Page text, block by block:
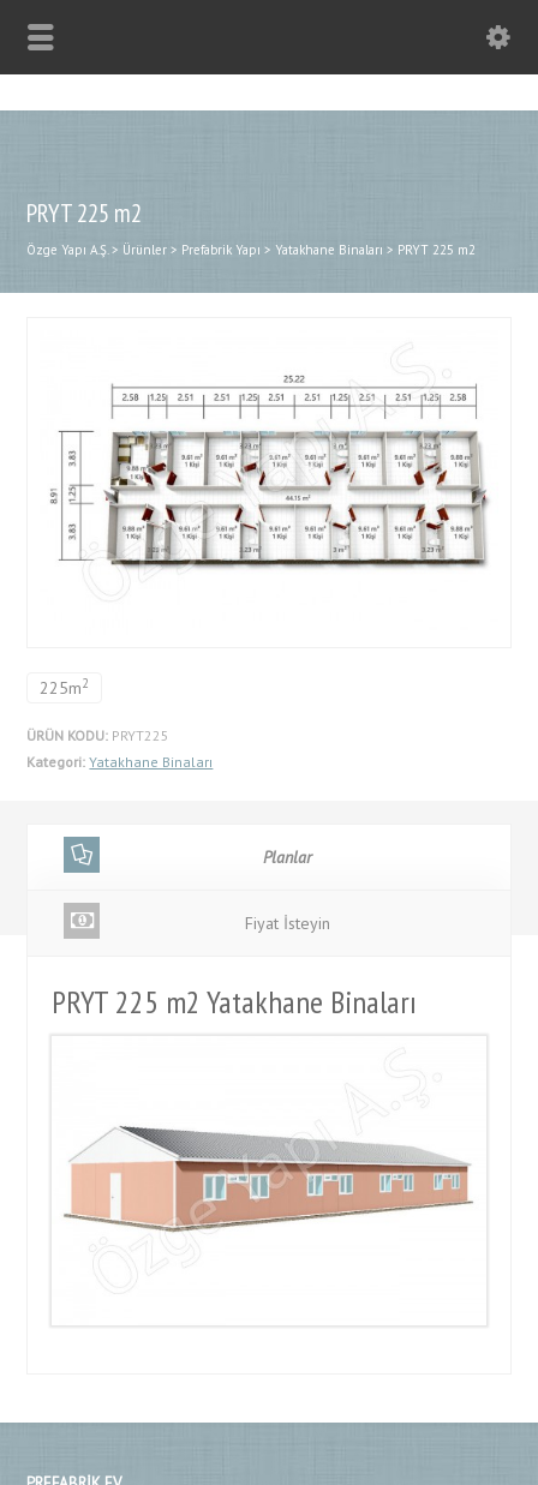
PRYT 225 m2
Özge Yapı A.Ş.> Ürünler > Prefabrik Yapı > Yatakhane Binaları > PRYT 225 m2
225m2
ÜRÜN KODU: PRYT225
Kategori: Yatakhane Binaları
Planlar
Fiyat İsteyin
PRYT 225 m2 Yatakhane Binaları